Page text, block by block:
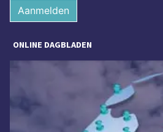
Aanmelden
ONLINE DAGBLADEN